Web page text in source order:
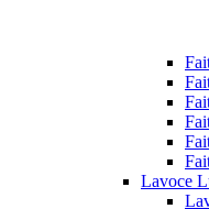
Lavoce